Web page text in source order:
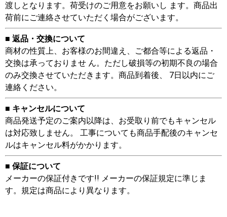
渡しとなります。荷受けのご用意をお願いし ます。商品出
荷前にご連絡させていただく場合がございます。
■ 返品・交換について
商材の性質上、お客様のお間違え、ご都合等による返品・
交換は承っておりませ ん。ただし破損等の初期不良の場合
のみ交換させていただきます。商品到着後、 7日以内にご
連絡ください。
■ キャンセルについて
商品発送予定のご案内以降は、お受取り前でもキャンセル
は対応致しません。 工事についても商品手配後のキャンセ
ルはキャンセル料がかかります。
■ 保証について
メーカーの保証付きです!! メーカーの保証規定に準じま
す。規定は商品により異なります。